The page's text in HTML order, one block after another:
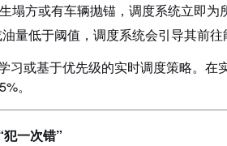
塌方或有车辆抛锚，调度系统立即为
量低于阈值，调度系统会引导其前往
习或基于优先级的实时调度策略。
。
一次错”